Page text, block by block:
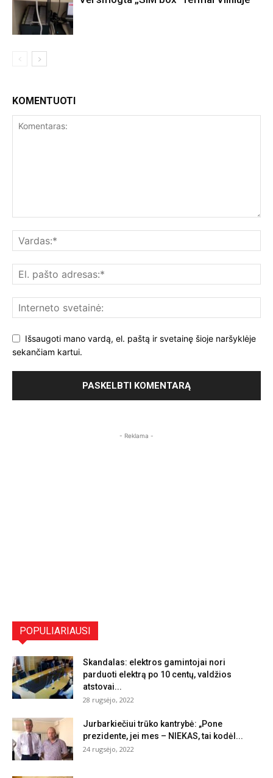
KOMENTUOTI
Išsaugoti mano vardą, el. paštą ir svetainę šioje naršyklėje
sekančiam kartui.
- Reklama -
POPULIARIAUSI
Skandalas: elektros gamintojai nori
parduoti elektrą po 10 centų, valdžios
atstovai...
28 rugsėjo, 2022
Jurbarkiečiui trūko kantrybė: „Pone
prezidente, jei mes – NIEKAS, tai kodėl...
24 rugsėjo, 2022